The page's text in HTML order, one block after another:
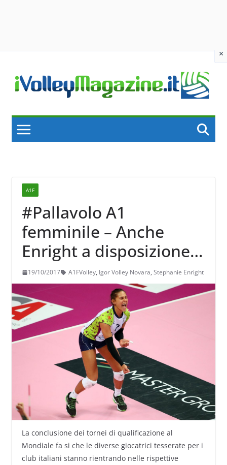
×
content
A1F
#Pallavolo A1
femminile – Anche
Enright a disposizione
di Massimo Barbolini
19/10/2017 A1FVolley, Igor Volley Novara, Stephanie Enright
La conclusione dei tornei di qualificazione al
Mondiale fa si che le diverse giocatrici tesserate per i
club italiani stanno rientrando nelle rispettive